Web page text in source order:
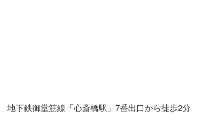
地下鉄御堂筋線「心斎橋駅」7番出口から徒歩2分